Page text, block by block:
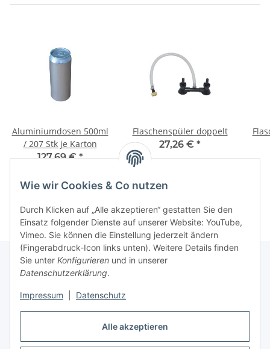
Alle akzeptieren
Wie wir Cookies & Co nutzen
Durch Klicken auf „Alle akzeptieren“ gestatten Sie den
Einsatz folgender Dienste auf unserer Website: YouTube,
Vimeo. Sie können die Einstellung jederzeit ändern
(Fingerabdruck-Icon links unten). Weitere Details finden
Sie unter Konfigurieren und in unserer
Datenschutzerklärung.
Impressum Datenschutz
Aluminiumdosen 500ml
/ 207 Stk je Karton
127,69 €*
Flaschenspüler doppelt
27,26 € *